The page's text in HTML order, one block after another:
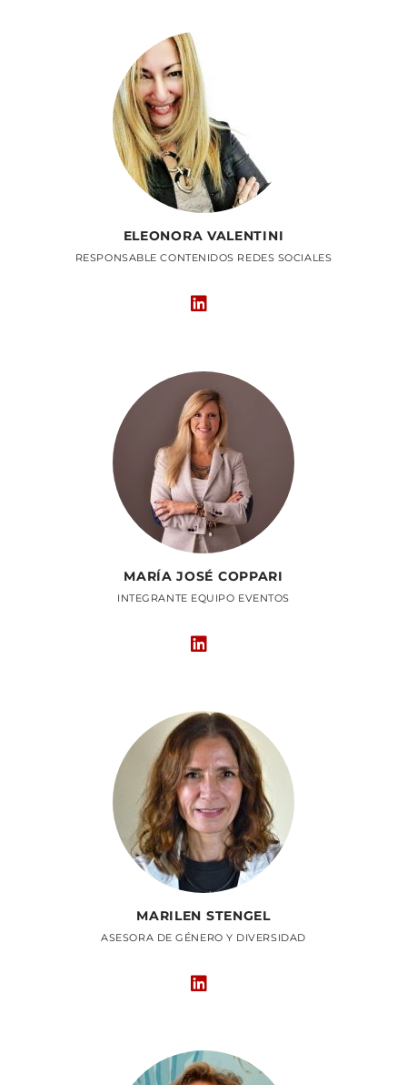
ELEONORA VALENTINI
RESPONSABLE CONTENIDOS REDES SOCIALES
MARÍA JOSÉ COPPARI
INTEGRANTE EQUIPO EVENTOS
MARILEN STENGEL
ASESORA DE GÉNERO Y DIVERSIDAD